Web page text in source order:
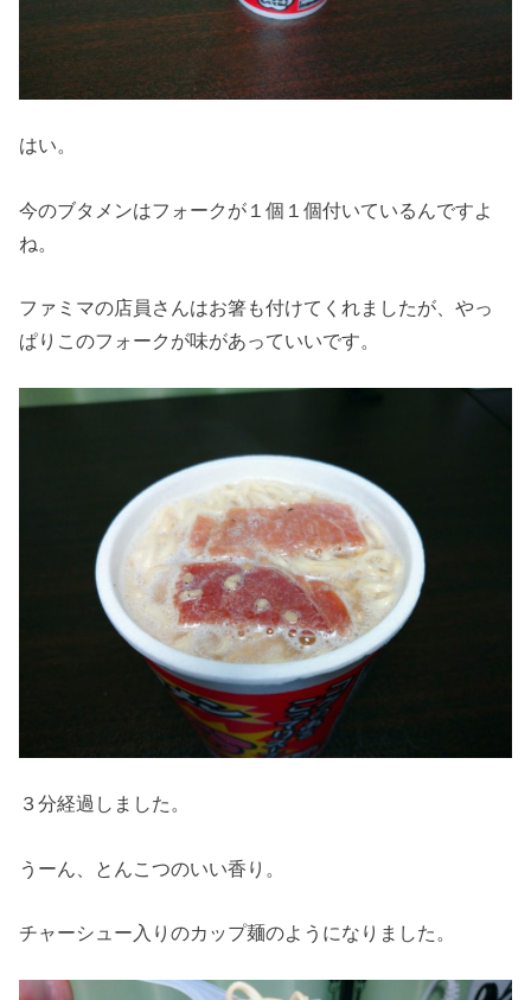
はい。
今のブタメンはフォークが１個１個付いているんですよ
ね。
ファミマの店員さんはお箸も付けてくれましたが、やっ
ぱりこのフォークが味があっていいです。
３分経過しました。
うーん、とんこつのいい香り。
チャーシュー入りのカップ麺のようになりました。